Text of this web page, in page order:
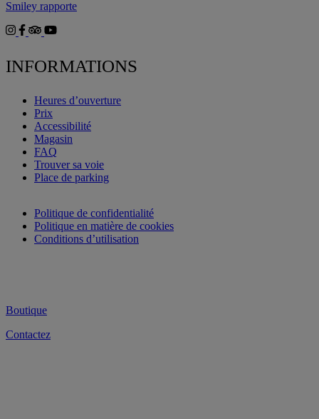
Smiley rapporte
INFORMATIONS
Heures d’ouverture
Prix
Accessibilité
Magasin
FAQ
Trouver sa voie
Place de parking
Politique de confidentialité
Politique en matière de cookies
Conditions d’utilisation
Boutique
Contactez